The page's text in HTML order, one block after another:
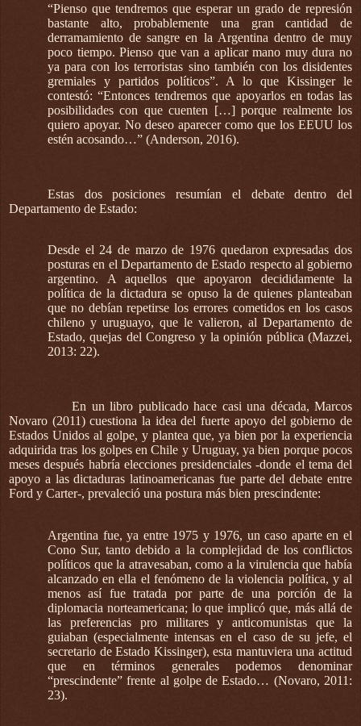
“Pienso que tendremos que esperar un grado de represión
bastante alto, probablemente una gran cantidad de
derramamiento de sangre en la Argentina dentro de muy
poco tiempo. Pienso que van a aplicar mano muy dura no
ya para con los terroristas sino también con los disidentes
gremiales y partidos políticos”. A lo que Kissinger le
contestó: “Entonces tendremos que apoyarlos en todas las
posibilidades con que cuenten […] porque realmente los
quiero apoyar. No deseo aparecer como que los EEUU los
estén acosando…” (Anderson, 2016).
Estas dos posiciones resumían el debate dentro del
Departamento de Estado:
Desde el 24 de marzo de 1976 quedaron expresadas dos
posturas en el Departamento de Estado respecto al gobierno
argentino. A aquellos que apoyaron decididamente la
política de la dictadura se opuso la de quienes planteaban
que no debían repetirse los errores cometidos en los casos
chileno y uruguayo, que le valieron, al Departamento de
Estado, quejas del Congreso y la opinión pública (Mazzei,
2013: 22).
En un libro publicado hace casi una década, Marcos
Novaro (2011) cuestiona la idea del fuerte apoyo del gobierno de
Estados Unidos al golpe, y plantea que, ya bien por la experiencia
adquirida tras los golpes en Chile y Uruguay, ya bien porque pocos
meses después habría elecciones presidenciales -donde el tema del
apoyo a las dictaduras latinoamericanas fue parte del debate entre
Ford y Carter-, prevaleció una postura más bien prescindente:
Argentina fue, ya entre 1975 y 1976, un caso aparte en el
Cono Sur, tanto debido a la complejidad de los conflictos
políticos que la atravesaban, como a la virulencia que había
alcanzado en ella el fenómeno de la violencia política, y al
menos así fue tratada por parte de una porción de la
diplomacia norteamericana; lo que implicó que, más allá de
las preferencias pro militares y anticomunistas que la
guiaban (especialmente intensas en el caso de su jefe, el
secretario de Estado Kissinger), esta mantuviera una actitud
que en términos generales podemos denominar
“prescindente” frente al golpe de Estado… (Novaro, 2011:
23).